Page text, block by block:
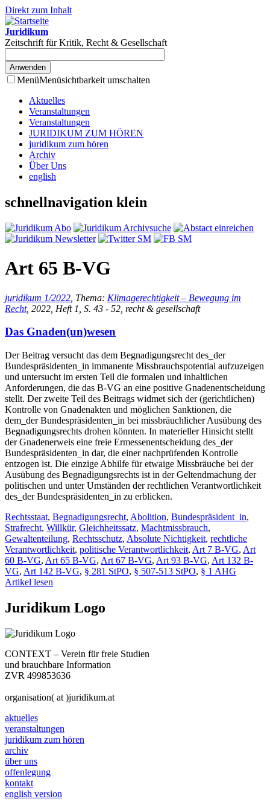
Direkt zum Inhalt
Juridikum
Zeitschrift für Kritik, Recht & Gesellschaft
MenüMenüsichtbarkeit umschalten
Aktuelles
Veranstaltungen
Veranstaltungen
JURIDIKUM ZUM HÖREN
juridikum zum hören
Archiv
Über Uns
english
schnellnavigation klein
Art 65 B-VG
juridikum 1/2022 , Thema: Klimagerechtigkeit – Bewegung im
Recht, 2022, Heft 1, S. 43 - 52, recht & gesellschaft
Das Gnaden(un)wesen
Der Beitrag versucht das dem Begnadigungsrecht des_der
Bundespräsidenten_in immanente Missbrauchspotential aufzuzeigen
und untersucht im ersten Teil die formalen und inhaltlichen
Anforderungen, die das B-VG an eine positive Gnadenentscheidung
stellt. Der zweite Teil des Beitrags widmet sich der (gerichtlichen)
Kontrolle von Gnadenakten und möglichen Sanktionen, die
dem_der Bundespräsidenten_in bei missbräuchlicher Ausübung des
Begnadigungsrechts drohen könnten. In materieller Hinsicht stellt
der Gnadenerweis eine freie Ermessenentscheidung des_der
Bundespräsidenten_in dar, die einer nachprüfenden Kontrolle
entzogen ist. Die einzige Abhilfe für etwaige Missbräuche bei der
Ausübung des Begnadigungsrechts ist in der Geltendmachung der
politischen und unter Umständen der rechtlichen Verantwortlichkeit
des_der Bundespräsidenten_in zu erblicken.
Rechtsstaat, Begnadigungsrecht, Abolition, Bundespräsident_in,
Strafrecht, Willkür, Gleichheitssatz, Machtmissbrauch,
Gewaltenteilung, Rechtsschutz, Absolute Nichtigkeit, rechtliche
Verantwortlichkeit, politische Verantwortlichkeit, Art 7 B-VG, Art
60 B-VG, Art 65 B-VG, Art 67 B-VG, Art 93 B-VG, Art 132 B-
VG, Art 142 B-VG, § 281 StPO, § 507-513 StPO, § 1 AHG
Artikel lesen
Juridikum Logo
CONTEXT – Verein für freie Studien
und brauchbare Information
ZVR 499853636
organisation( at )juridikum.at
aktuelles
veranstaltungen
juridikum zum hören
archiv
über uns
offenlegung
kontakt
english version